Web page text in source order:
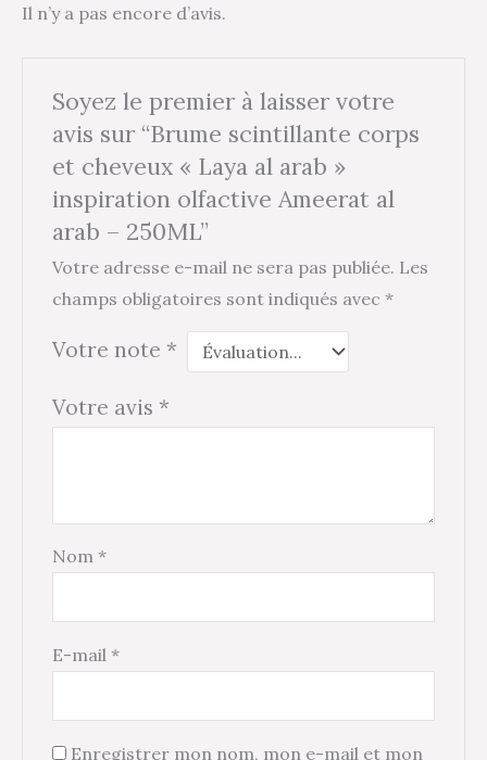
Il n’y a pas encore d’avis.
Soyez le premier à laisser votre
avis sur “Brume scintillante corps
et cheveux « Laya al arab »
inspiration olfactive Ameerat al
arab – 250ML”
Votre adresse e-mail ne sera pas publiée. Les
champs obligatoires sont indiqués avec *
Votre note *
Votre avis *
Nom *
E-mail *
Enregistrer mon nom, mon e-mail et mon